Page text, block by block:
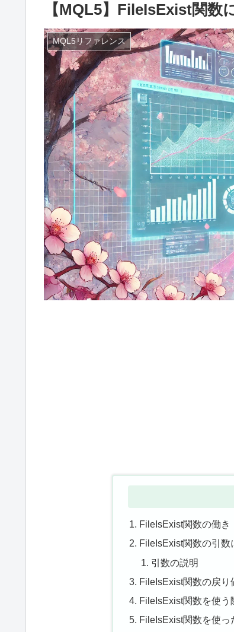
【MQL5】FileIsExist関数
MQL5リファレンス
FileIsExist関数の働き
FileIsExist関数の引数
引数の説明
FileIsExist関数の戻り
FileIsExist関数を使う
FileIsExist関数を使っ